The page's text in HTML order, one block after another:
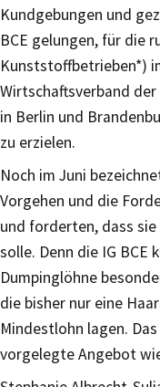
Kundgebungen und
BCE gelungen, für die
Kunststoffbetrieben*)
Wirtschaftsverband
in Berlin und
zu erzielen.
Noch im Juni
Vorgehen und die
und forderten, dass
solle. Denn die IG
Dumpinglöhne
die bisher nur eine
Mindestlohn lagen.
vorgelegte Angebot